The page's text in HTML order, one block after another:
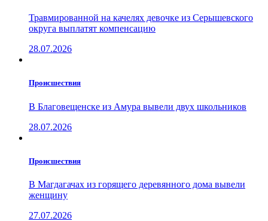
Травмированной на качелях девочке из Серышевского
округа выплатят компенсацию
28.07.2026
Проиcшествия
В Благовещенске из Амура вывели двух школьников
28.07.2026
Проиcшествия
В Магдагачах из горящего деревянного дома вывели
женщину
27.07.2026